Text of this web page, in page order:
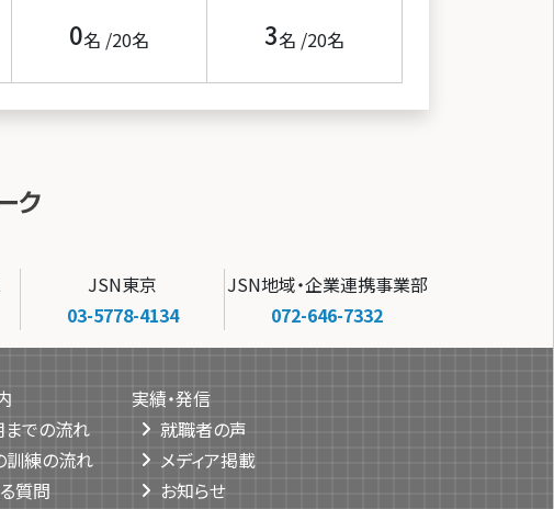
0名 /20名 3名 /20名
JSN東京
03-5778-4134
JSN地域・企業連携事業部
072-646-7332
までの流れ
訓練の流れ
質問
実績・発信
就職者の声
メディア掲載
お知らせ